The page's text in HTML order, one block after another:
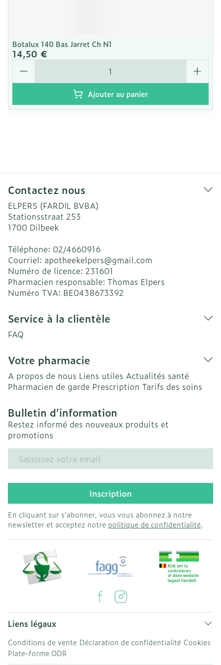
Botalux 140 Bas Jarret Ch N1
14,50 €
Quantité
Ajouter au panier
Contactez nous
ELPERS (FARDIL BVBA)
Stationsstraat 253
1700 Dilbeek
Téléphone: 02/4660916
Courriel: apotheekelpers@gmail.com
Numéro de licence: 231601
Pharmacien responsable: Thomas Elpers
Numéro TVA: BE0438673392
Service à la clientèle
FAQ
Votre pharmacie
A propos de nous Liens utiles Actualités santé
Pharmacien de garde Prescription Tarifs des soins
Bulletin d’information
Restez informé des nouveaux produits et
promotions
Adresse mail
Inscription
En cliquant sur s'abonner, vous vous abonnez à notre
newsletter et acceptez notre politique de confidentialité.
Liens légaux
Conditions de vente Déclaration de confidentialité Cookies
Plate-forme ODR